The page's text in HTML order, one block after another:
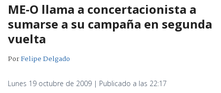
ME-O llama a concertacionista a
sumarse a su campaña en segunda
vuelta
PorFelipe Delgado
Lunes 19 octubre de 2009 | Publicado a las 22:17